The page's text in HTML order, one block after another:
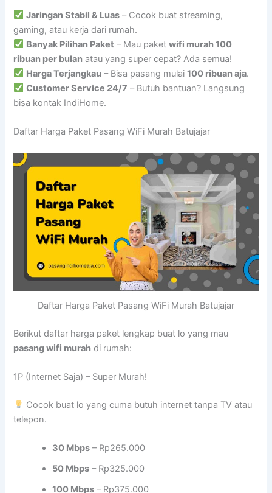
Jaringan Stabil & Luas – Cocok buat streaming,
gaming, atau kerja dari rumah.
Banyak Pilihan Paket – Mau paketwifi murah 100
ribuan per bulan atau yang super cepat? Ada semua!
Harga Terjangkau – Bisa pasang mulai100 ribuan aja.
Customer Service 24/7 – Butuh bantuan? Langsung
bisa kontak IndiHome.
Daftar Harga Paket Pasang WiFi Murah Batujajar
Daftar Harga Paket Pasang WiFi Murah Batujajar
Berikut daftar harga paket lengkap buat lo yang mau
pasang wifi murah di rumah:
1P (Internet Saja) – Super Murah!
Cocok buat lo yang cuma butuh internet tanpa TV atau
telepon.
30 Mbps – Rp265.000
50 Mbps – Rp325.000
100 Mbps – Rp375.000